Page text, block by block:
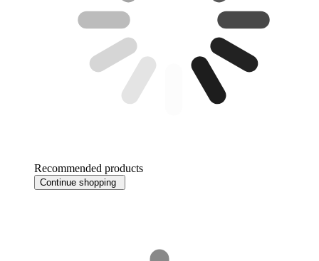
Recommended products
Continue shopping